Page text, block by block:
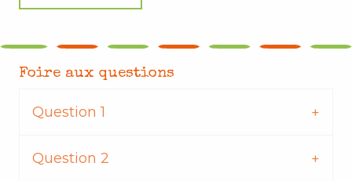
Foire aux questions
Question 1
Question 2